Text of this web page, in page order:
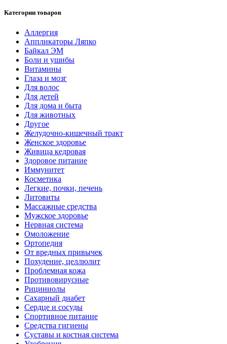
Категории товаров
Аллергия
Аппликаторы Ляпко
Байкал ЭМ
Боли и ушибы
Витамины
Глаза и мозг
Для волос
Для детей
Для дома и быта
Для животных
Другое
Желудочно-кишечный тракт
Женское здоровье
Живица кедровая
Здоровое питание
Иммунитет
Косметика
Легкие, почки, печень
Литовиты
Массажные средства
Мужское здоровье
Нервная система
Омоложение
Ортопедия
От вредных привычек
Похудение, целлюлит
Проблемная кожа
Противовирусные
Рициниолы
Сахарный диабет
Сердце и сосуды
Спортивное питание
Средства гигиены
Суставы и костная система